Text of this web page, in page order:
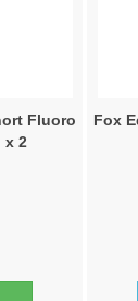
Fluoro
x 2
Fox